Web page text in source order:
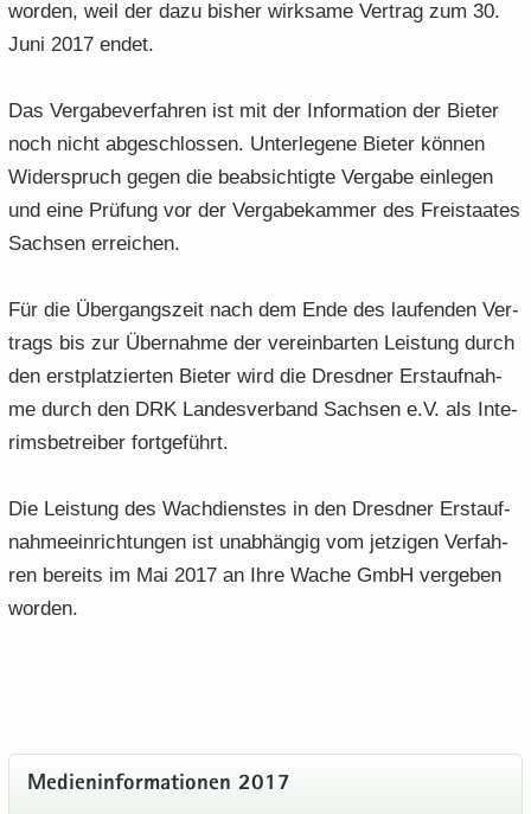
wor­den, weil der dazu bis­her wirk­sa­me Ver­trag zum 30.
Juni 2017 endet.
Das Ver­ga­be­ver­fah­ren ist mit der In­for­ma­ti­on der Bie­ter
noch nicht ab­ge­schlos­sen. Un­ter­le­ge­ne Bie­ter kön­nen
Wi­der­spruch gegen die be­ab­sich­tig­te Ver­ga­be ein­le­gen
und eine Prü­fung vor der Ver­ga­be­kam­mer des Frei­staa­tes
Sach­sen er­rei­chen.
Für die Über­gangs­zeit nach dem Ende des lau­fen­den Ver­
trags bis zur Über­nah­me der ver­ein­bar­ten Leis­tung durch
den erst­plat­zier­ten Bie­ter wird die Dresd­ner Erst­auf­nah­
me durch den DRK Lan­des­ver­band Sach­sen e.V. als In­te­
rims­be­trei­ber fort­ge­führt.
Die Leis­tung des Wach­diens­tes in den Dresd­ner Erst­auf­
nah­me­ein­rich­tun­gen ist un­ab­hän­gig vom jet­zi­gen Ver­fah­
ren be­reits im Mai 2017 an Ihre Wache GmbH ver­ge­ben
wor­den.
Me­di­en­in­for­ma­tio­nen 2017